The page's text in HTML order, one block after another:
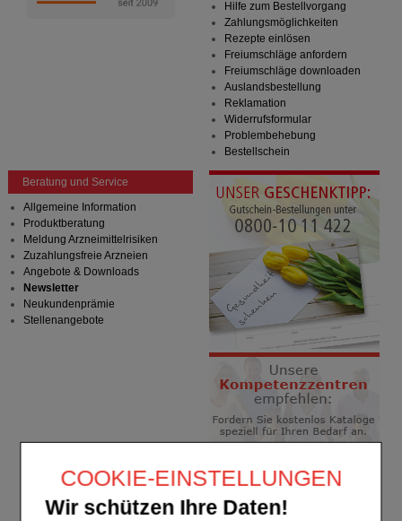
COOKIE-EINSTELLUNGEN
Wir schützen Ihre Daten!
Hilfe zum Bestellvorgang
Zahlungsmöglichkeiten
Rezepte einlösen
Freiumschläge anfordern
Freiumschläge downloaden
Auslandsbestellung
Reklamation
Widerrufsformular
Problembehebung
Bestellschein
Beratung und Service
Allgemeine Information
Produktberatung
Meldung Arzneimittelrisiken
Zuzahlungsfreie Arzneien
Angebote & Downloads
Newsletter
Neukundenprämie
Stellenangebote